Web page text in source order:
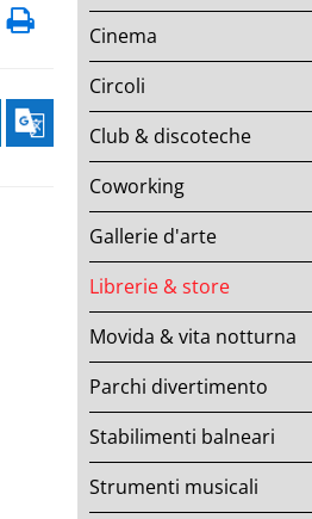
Cinema
Circoli
Club & discoteche
Coworking
Gallerie d'arte
Librerie & store
Movida & vita notturna
Parchi divertimento
Stabilimenti balneari
Strumenti musicali